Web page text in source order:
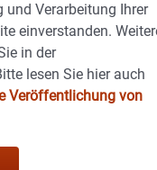
und Verarbeitung Ihrer
einverstanden.
in der
lesen Sie hier auch
Veröffentlichung von